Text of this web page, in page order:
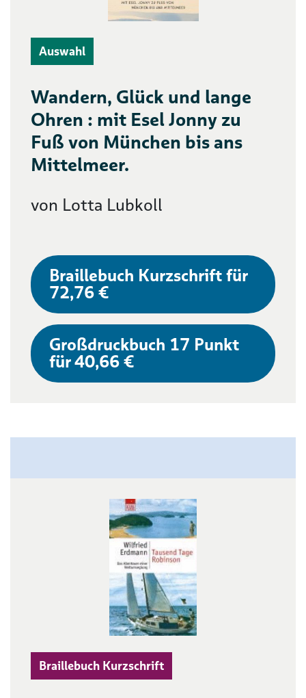
Auswahl
Wandern, Glück und lange
Ohren : mit Esel Jonny zu
Fuß von München bis ans
Mittelmeer.
von Lotta Lubkoll
Braillebuch Kurzschrift für
72,76 €
Großdruckbuch 17 Punkt
für 40,66 €
Braillebuch Kurzschrift